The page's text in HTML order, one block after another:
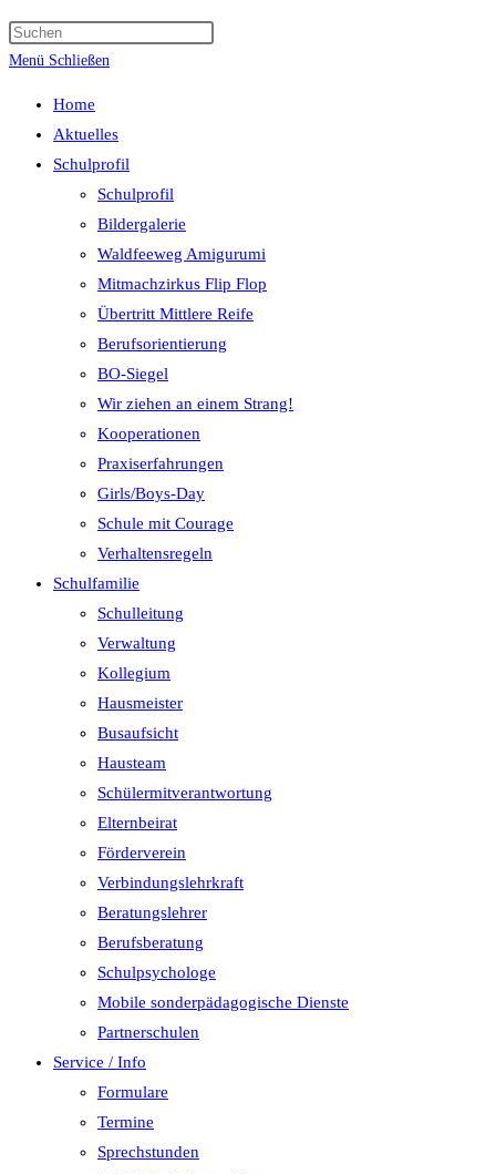
umschalten
Menü Schließen
Home
Aktuelles
Schulprofil
Schulprofil
Bildergalerie
Waldfeeweg Amigurumi
Mitmachzirkus Flip Flop
Übertritt Mittlere Reife
Berufsorientierung
BO-Siegel
Wir ziehen an einem Strang!
Kooperationen
Praxiserfahrungen
Girls/Boys-Day
Schule mit Courage
Verhaltensregeln
Schulfamilie
Schulleitung
Verwaltung
Kollegium
Hausmeister
Busaufsicht
Hausteam
Schülermitverantwortung
Elternbeirat
Förderverein
Verbindungslehrkraft
Beratungslehrer
Berufsberatung
Schulpsychologe
Mobile sonderpädagogische Dienste
Partnerschulen
Service / Info
Formulare
Termine
Sprechstunden